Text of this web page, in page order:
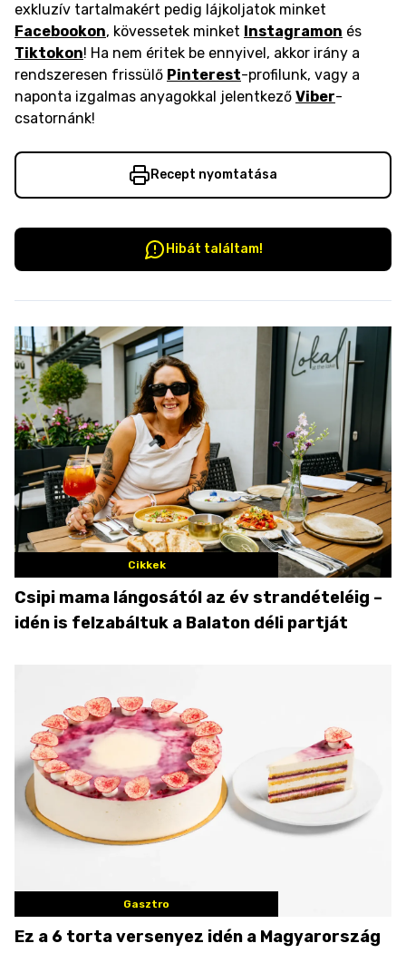
exkluzív tartalmakért pedig lájkoljatok minket
Facebookon, kövessetek minket Instagramon és
Tiktokon! Ha nem éritek be ennyivel, akkor irány a
rendszeresen frissülő Pinterest-profilunk, vagy a
naponta izgalmas anyagokkal jelentkező Viber-
csatornánk!
Recept nyomtatása
Hibát találtam!
Cikkek
Csipi mama lángosától az év strandételéig –
idén is felzabáltuk a Balaton déli partját
Gasztro
Ez a 6 torta versenyez idén a Magyarország